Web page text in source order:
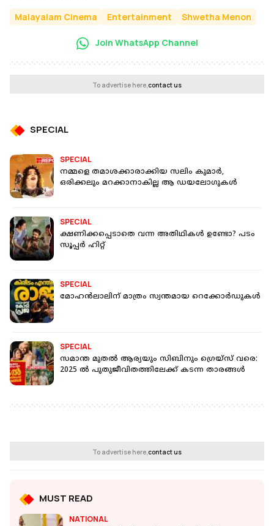
Malayalam Cinema Entertainment Shwetha Menon
Join WhatsApp Channel
To advertise here,contact us
SPECIAL
SPECIAL
നമ്മളെ തമാശക്കാരാക്കിയ സലിം കുമാർ,
ഒരിക്കലും മറക്കാനാകില്ല ആ ഡയലോഗുകൾ
SPECIAL
ക്ഷണിക്കപ്പെടാതെ വന്ന അതിഥികൾ ഉണ്ടോ? പടം
സൂപ്പർ ഹിറ്റ്
SPECIAL
മോഹൻലാലിന് മാത്രം സ്വന്തമായ റെക്കോർഡുകൾ
SPECIAL
സമാന്ത മുതല്‍ ആര്യയും സിബിനും ഗ്രെയ്‌സ് വരെ:
2025 ല്‍ പുതുജീവിതത്തിലേക്ക് കടന്ന താരങ്ങള്‍
To advertise here,contact us
MUST READ
NATIONAL